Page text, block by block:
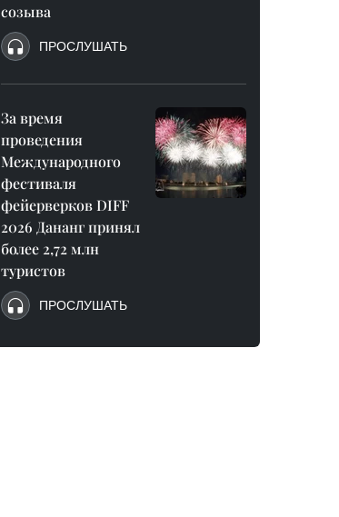
созыва
ПРОСЛУШАТЬ
За время
проведения
Международного
фестиваля
фейерверков DIFF
2026 Дананг принял
более 2,72 млн
туристов
ПРОСЛУШАТЬ